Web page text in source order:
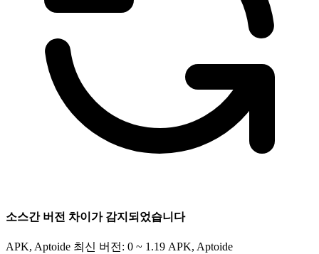
소스간 버전 차이가 감지되었습니다
APK, Aptoide 최신 버전: 0 ~ 1.19 APK, Aptoide